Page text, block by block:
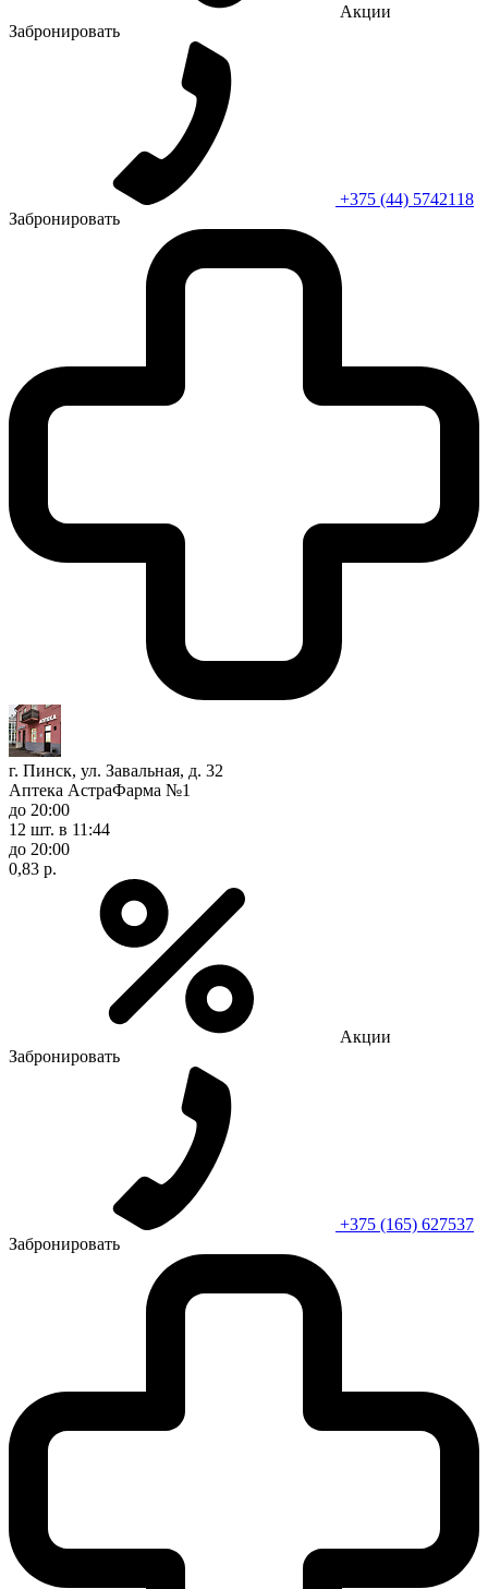
Акции
Забронировать
+375 (44) 5742118
Забронировать
г. Пинск, ул. Завальная, д. 32
Аптека АстраФарма №1
до 20:00
12 шт. в 11:44
до 20:00
0,83 р.
Акции
Забронировать
+375 (165) 627537
Забронировать